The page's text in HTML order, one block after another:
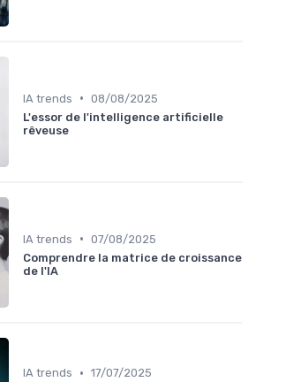
IA trends • 08/08/2025
L'essor de l'intelligence artificielle
rêveuse
IA trends • 07/08/2025
Comprendre la matrice de croissance
de l'IA
IA trends • 17/07/2025